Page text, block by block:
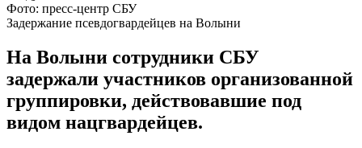
Фото: пресс-центр СБУ
Задержание псевдогвардейцев на Волыни
На Волыни сотрудники СБУ
задержали участников организованной
группировки, действовавшие под
видом нацгвардейцев.